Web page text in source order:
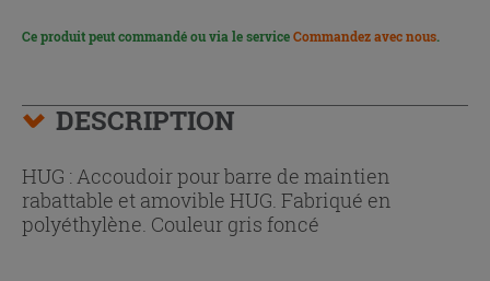
Ce produit peut commandé ou via le serviceCommandez avec nous.
DESCRIPTION
HUG : Accoudoir pour barre de maintien
rabattable et amovible HUG. Fabriqué en
polyéthylène. Couleur gris foncé